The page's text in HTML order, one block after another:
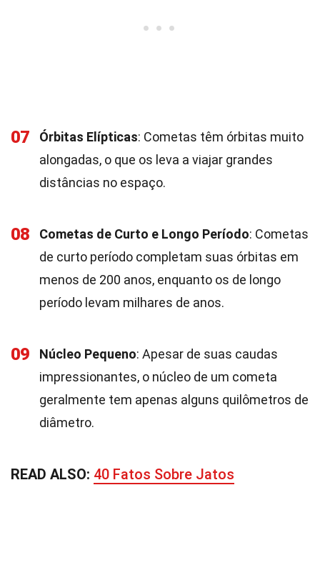
07 Órbitas Elípticas: Cometas têm órbitas muito
alongadas, o que os leva a viajar grandes
distâncias no espaço.
08 Cometas de Curto e Longo Período: Cometas
de curto período completam suas órbitas em
menos de 200 anos, enquanto os de longo
período levam milhares de anos.
09 Núcleo Pequeno: Apesar de suas caudas
impressionantes, o núcleo de um cometa
geralmente tem apenas alguns quilômetros de
diâmetro.
READ ALSO: 40 Fatos Sobre Jatos